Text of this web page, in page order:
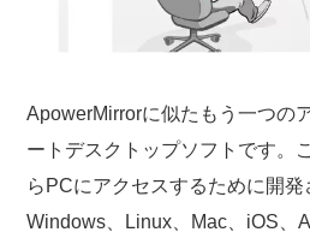
ApowerMirrorに似たもう一つの
ートデスクトップソフトです。
らPCにアクセスするために開発
Windows、Linux、Mac、iOS、